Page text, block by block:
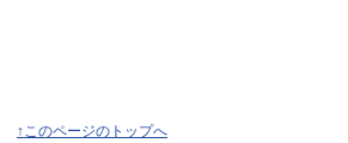
↑このページのトップへ